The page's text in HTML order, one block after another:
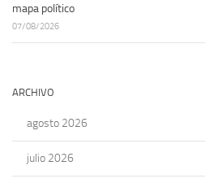
mapa político
07/08/2026
ARCHIVO
agosto 2026
julio 2026